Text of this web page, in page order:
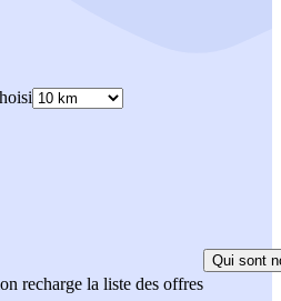
recharge la liste des offres
Qui sont